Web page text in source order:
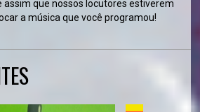
assim que nossos locutores estiverem
a música que você programou!